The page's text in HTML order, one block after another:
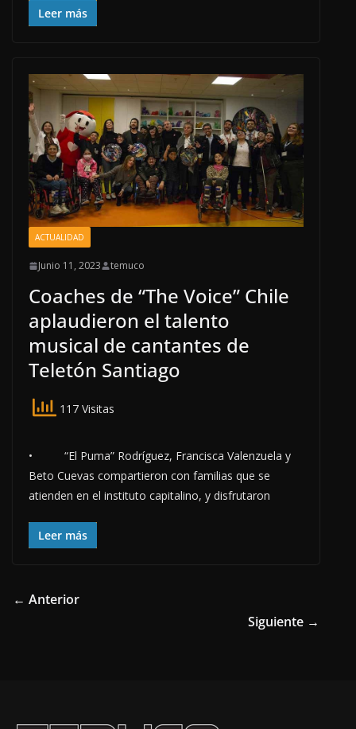
Leer más
ACTUALIDAD
Junio 11, 2023 temuco
Coaches de “The Voice” Chile
aplaudieron el talento
musical de cantantes de
Teletón Santiago
117 Visitas
• “El Puma” Rodríguez, Francisca Valenzuela y
Beto Cuevas compartieron con familias que se
atienden en el instituto capitalino, y disfrutaron
Leer más
← Anterior
Siguiente →